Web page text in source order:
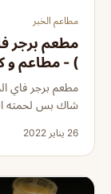
مطاعم الخبر
مطعم برجر
) - مطاعم و
مطعم برجر فاي
شاك بس لحمته
26 يناير 2022